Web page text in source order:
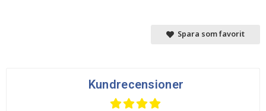
Spara som favorit
Kundrecensioner